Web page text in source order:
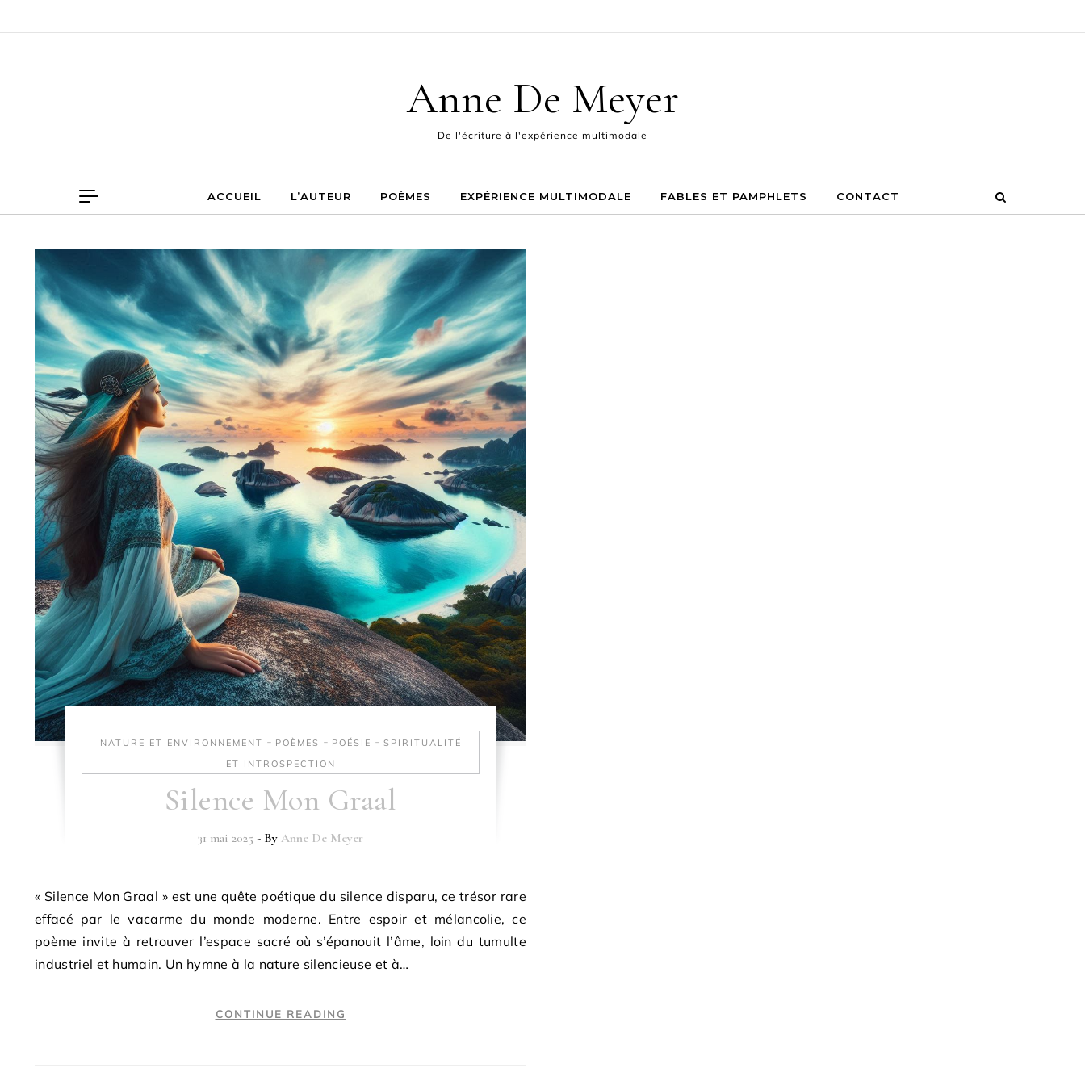
Anne De Meyer
De l'écriture à l'expérience multimodale
ACCUEIL L’AUTEUR POÈMES EXPÉRIENCE MULTIMODALE FABLES ET PAMPHLETS CONTACT
NATURE ET ENVIRONNEMENT - POÈMES - POÉSIE - SPIRITUALITÉ
ET INTROSPECTION
Silence Mon Graal
31 mai 2025 - By Anne De Meyer
« Silence Mon Graal » est une quête poétique du silence disparu, ce trésor rare
effacé par le vacarme du monde moderne. Entre espoir et mélancolie, ce
poème invite à retrouver l’espace sacré où s’épanouit l’âme, loin du tumulte
industriel et humain. Un hymne à la nature silencieuse et à…
CONTINUE READING